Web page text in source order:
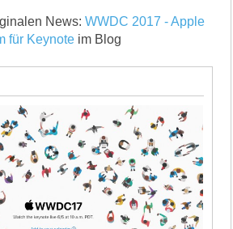
News:WWDC 2017 - Apple
für Keynote im Blog